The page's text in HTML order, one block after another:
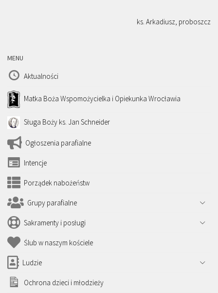
ks. Arkadiusz, proboszcz
MENU
Aktualności
Matka Boża Wspomożycielka i Opiekunka Wrocławia
Sługa Boży ks. Jan Schneider
Ogłoszenia parafialne
Intencje
Porządek nabożeństw
Grupy parafialne
Sakramenty i posługi
Ślub w naszym kościele
Ludzie
Ochrona dzieci i młodzieży